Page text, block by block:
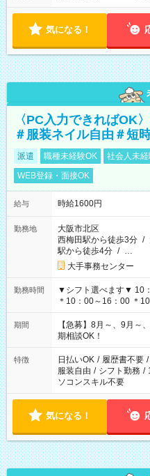
気になる！
〈PC入力できればOK
＃服装ネイル自由＃短
派遣 職種未経験OK 社会人未
WEB登録・面接OK
給与 時給1600円
勤務地
大阪市北区
西梅田駅から徒歩3分 /
駅から徒歩4分 / …
大手事務センター
勤務時間
▼シフト選べます▼ 10
＊10：00～16：00 ＊
11：00～19：00 ＊12
期間
【急募】8月～、9月
期相談OK！
特徴 日払いOK / 履歴書不要 /
服装自由 / シフト勤務 /
ソコンスキル不要
気になる！